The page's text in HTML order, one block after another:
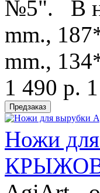
№5". В
mm.,
mm.,
1 490 р.
Ножи